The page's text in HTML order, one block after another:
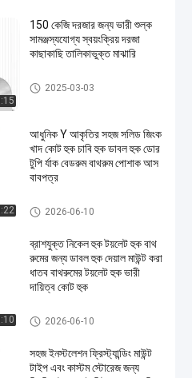
150 কেজি দরজার জন্য ভারী শুল্ক
সামঞ্জস্যযোগ্য স্বয়ংক্রিয় দরজা
কাছাকাছি তালিকাভুক্ত মাঝারি
স্বয়ংক্রিয় দরজা বন্ধ
2025-03-03
আধুনিক Y আকৃতির সহজ সলিড জিংক
খাদ কোট হুক চাবি হুক ডাবল হুক ডোর
টুপি র্যাক বেডরুম বাথরুম পোশাক আস
বাবপত্র
আধুনিক পোশাক আনুষাঙ্গিক
2026-06-10
ব্রাশযুক্ত নিকেল হুক টয়লেট হুক বাথ
রুমের জন্য ডাবল হুক দেয়াল মাউন্ট করা
ধাতব বাথরুমের টয়লেট হুক ভারী
দায়িত্ব কোট হুক
আধুনিক পোশাক আনুষাঙ্গিক
2026-06-10
সহজ ইনস্টলেশন ফ্রিস্ট্যান্ডিং মাউন্ট
টাইপ এবং কাস্টম স্টোরেজ জন্য